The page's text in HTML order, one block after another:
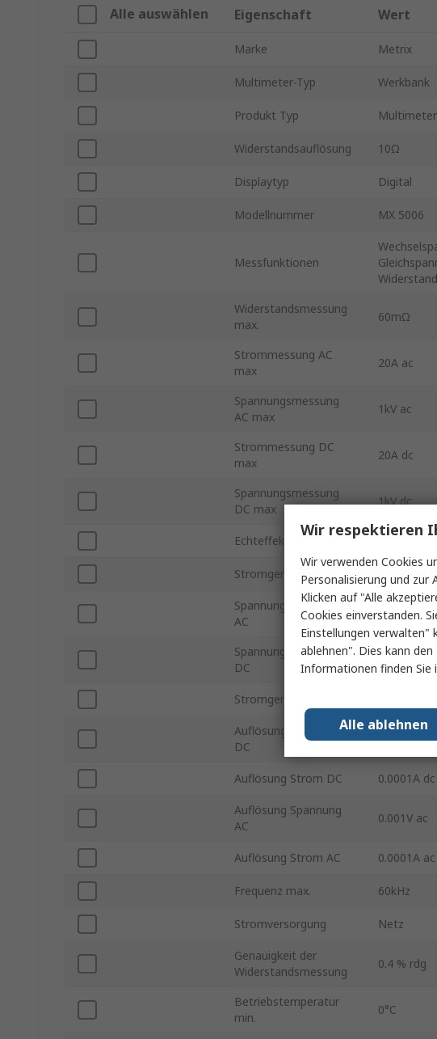
Alle auswählen Eigenschaft Wert
Marke Metrix
Multimeter-Typ Werkbank
Produkt Typ Multimeter
Widerstandsauflösung 10Ω
Displaytyp Digital
Modellnummer MX 5006
Messfunktionen
Widerstandsmessung
max.
60mΩ
Strommessung AC
max
20A ac
Spannungsmessung
AC max
1kV ac
Strommessung DC
max
20A dc
Spannungsmessung
DC max
1kV dc
Echteffektivwert
Stromgenauigkeit DC 0.008 % rdg
Spannungsgenauigkeit
AC
±0.005 %
Spannungsgenauigkeit
DC
0.0005 %
Stromgenauigkeit AC
Auflösung Spannung
DC
0.001 V dc
Auflösung Strom DC 0.0001A dc
Auflösung Spannung
AC
0.001V ac
Auflösung Strom AC 0.0001A ac
Frequenz max. 60kHz
Stromversorgung Netz
Genauigkeit der
Widerstandsmessung
0.4 % rdg
Betriebstemperatur
min.
0°C
Wir respektieren
Wir verwenden Cookies
Personalisierung und zur
Klicken auf "Alle
Cookies einverstanden.
Einstellungen verwalten"
ablehnen". Dies kann
Informationen finden Sie
Alle ablehnen